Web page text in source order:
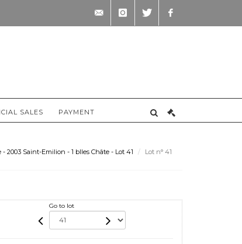
SALES PAYMENT
- 2003 Saint-Emilion - 1 blles Châte - Lot 41 Lot n° 41
Go to lot